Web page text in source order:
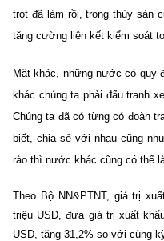
trọt đã làm rồi, trong thủy sản
tăng cường liên kết kiểm soát
Mặt khác, những nước có quy
khác chúng ta phải đấu tranh
Chúng ta đã có từng có đoàn
biết, chia sẻ với nhau cũng
rào thì nước khác cũng có thể
Theo Bộ NN&PTNT, giá trị
triệu USD, đưa giá trị xuất
USD, tăng 31,2% so với cùng